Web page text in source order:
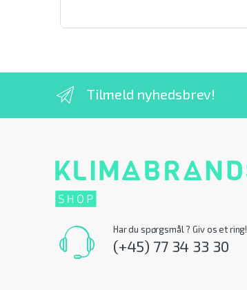
Tilmeld nyhedsbrev!
Har du spørgsmål ? Giv os et ring!
(+45) 77 34 33 30